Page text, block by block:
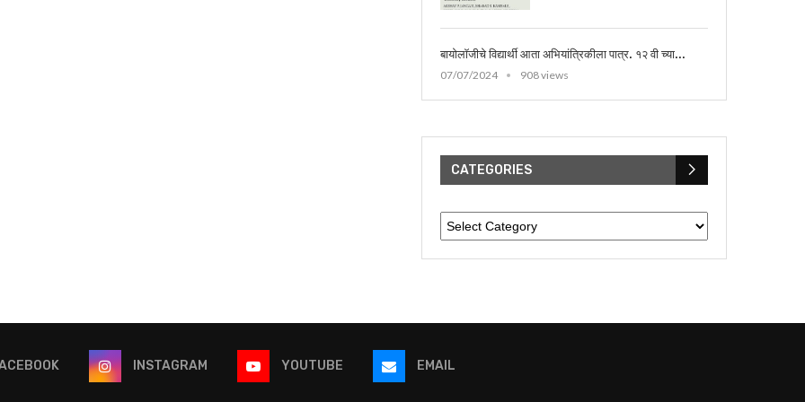
बायोलॉजीचे विद्यार्थी आता अभियांत्रिकीला पात्र. १२ वी च्या...
07/07/2024
908 views
CATEGORIES
INSTAGRAM YOUTUBE EMAIL